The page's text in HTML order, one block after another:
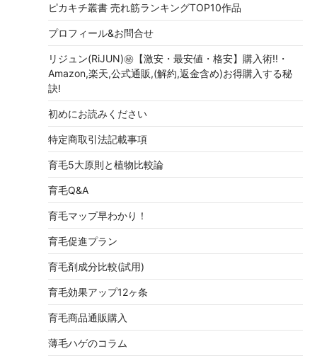
ピカキチ叢書 売れ筋ランキングTOP10作品
プロフィール&お問合せ
リジュン(RiJUN)㊙【激安・最安値・格安】購入術!!・
Amazon,楽天,公式通販,(解約,返金含め)お得購入する秘
訣!
初めにお読みください
特定商取引法記載事項
育毛5大原則と植物比較論
育毛Q&A
育毛マップ早わかり！
育毛促進プラン
育毛剤成分比較(試用)
育毛効果アップ12ヶ条
育毛商品通販購入
薄毛ハゲのコラム